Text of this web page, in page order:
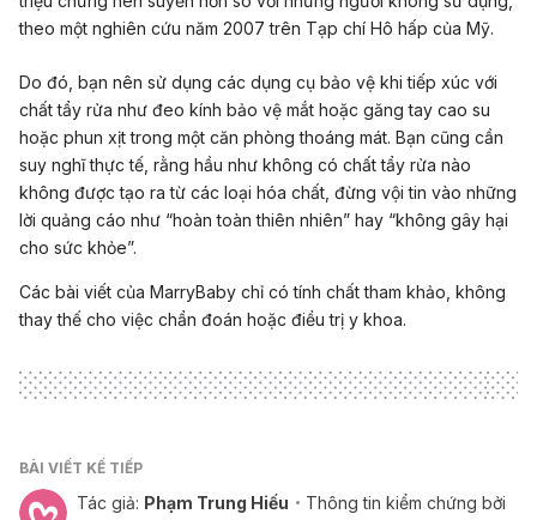
theo một nghiên cứu năm 2007 trên Tạp chí Hô hấp của Mỹ.
Do đó, bạn nên sử dụng các dụng cụ bảo vệ khi tiếp xúc với
chất tẩy rửa như đeo kính bảo vệ mắt hoặc găng tay cao su
hoặc phun xịt trong một căn phòng thoáng mát. Bạn cũng cần
suy nghĩ thực tế, rằng hầu như không có chất tẩy rửa nào
không được tạo ra từ các loại hóa chất, đừng vội tin vào những
lời quảng cáo như “hoàn toàn thiên nhiên” hay “không gây hại
cho sức khỏe”.
Các bài viết của MarryBaby chỉ có tính chất tham khảo, không
thay thế cho việc chẩn đoán hoặc điều trị y khoa.
BÀI VIẾT KẾ TIẾP
Tác giả: Phạm Trung Hiếu
Thông tin kiểm chứng bởi